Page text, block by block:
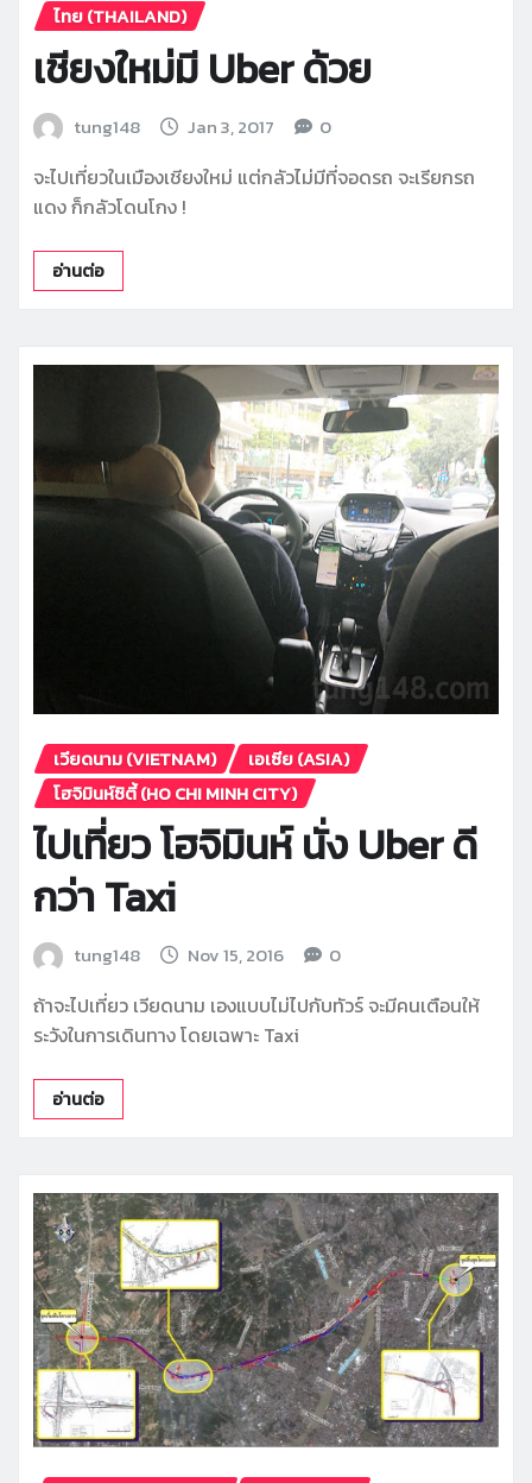
ไทย (THAILAND)
เชียงใหม่มี Uber ด้วย
tung148 Jan 3, 2017 0
จะไปเที่ยวในเมืองเชียงใหม่ แต่กลัวไม่มีที่จอดรถ จะเรียกรถ
แดง ก็กลัวโดนโกง !
อ่านต่อ
เวียดนาม (VIETNAM)
เอเซีย (ASIA)
โฮจิมินห์ซิตี้ (HO CHI MINH CITY)
ไปเที่ยว โฮจิมินห์ นั่ง Uber ดี
กว่า Taxi
tung148 Nov 15, 2016 0
ถ้าจะไปเที่ยว เวียดนาม เองแบบไม่ไปกับทัวร์ จะมีคนเตือนให้
ระวังในการเดินทาง โดยเฉพาะ Taxi
อ่านต่อ